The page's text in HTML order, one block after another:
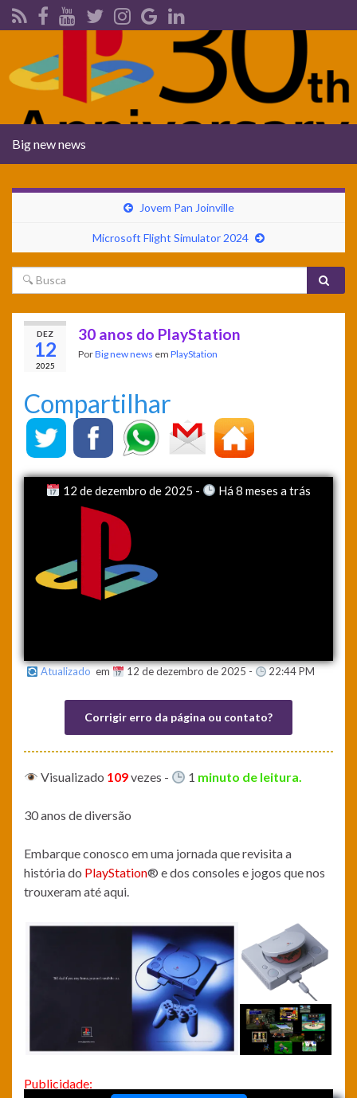
navegação
Big new news
Jovem Pan Joinville
Microsoft Flight Simulator 2024
DEZ
12
2025
30 anos do PlayStation
PorBig new news em PlayStation
Compartilhar
12 de dezembro de 2025 - Há 8 meses a trás
Atualizado em 12 de dezembro de 2025 - 22:44 PM
Corrigir erro da página ou contato?
Visualizado 109vezes - 1 minuto de leitura.
30 anos de diversão
Embarque conosco em uma jornada que revisita a
história do PlayStation® e dos consoles e jogos que nos
trouxeram até aqui.
Publicidade: